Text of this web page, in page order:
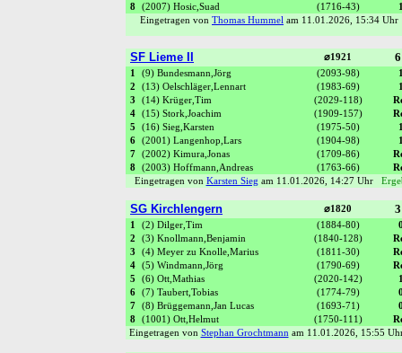
8
(2007) Hosic,Suad (1716-43)
Eingetragen von Thomas Hummel am 11.01.2026, 15:34
SF Lieme II ⌀1921
1 (9) Bundesmann,Jörg (2093-98)
2
(13) Oelschläger,Lennart (1983-69)
3
(14) Krüger,Tim (2029-118)
4
(15) Stork,Joachim (1909-157)
5
(16) Sieg,Karsten (1975-50)
6
(2001) Langenhop,Lars (1904-98)
7
(2002) Kimura,Jonas (1709-86)
8
(2003) Hoffmann,Andreas (1763-66)
Eingetragen von Karsten Sieg am 11.01.2026, 14:27 Uhr
SG Kirchlengern ⌀1820
1 (2) Dilger,Tim (1884-80)
2
(3) Knollmann,Benjamin (1840-128)
3
(4) Meyer zu Knolle,Marius (1811-30)
4
(5) Windmann,Jörg (1790-69)
5
(6) Ott,Mathias (2020-142)
6
(7) Taubert,Tobias (1774-79)
7
(8) Brüggemann,Jan Lucas (1693-71)
8
(1001) Ott,Helmut (1750-111)
Eingetragen von Stephan Grochtmannam 11.01.2026, 15:55